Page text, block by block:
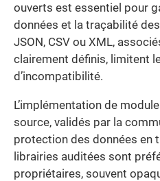
ouverts est essentiel pour
données et la traçabilité
JSON, CSV ou XML,
clairement définis, limitent
d’incompatibilité.
L’implémentation de
source, validés par la
protection des données en
librairies auditées sont
propriétaires, souvent